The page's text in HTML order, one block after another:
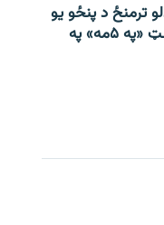
ترمنځ د پنځو یو
ورځنیو سیالیو لړۍ نن چهارشنبه د اګسټ «په ۵مه» په